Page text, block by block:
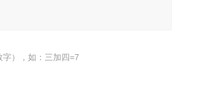
），如：三加四=7